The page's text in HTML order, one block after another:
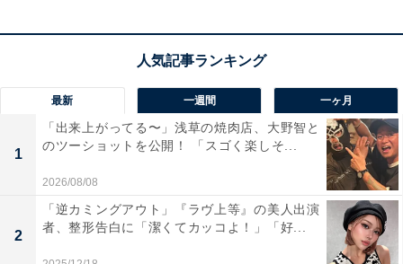
最新 一週間 一ヶ月
1
「出来上がってる〜」浅草の焼肉店、大野智と
のツーショットを公開！ 「スゴく楽しそ...
2026/08/08
2
「逆カミングアウト」『ラヴ上等』の美人出演
者、整形告白に「潔くてカッコよ！」「好...